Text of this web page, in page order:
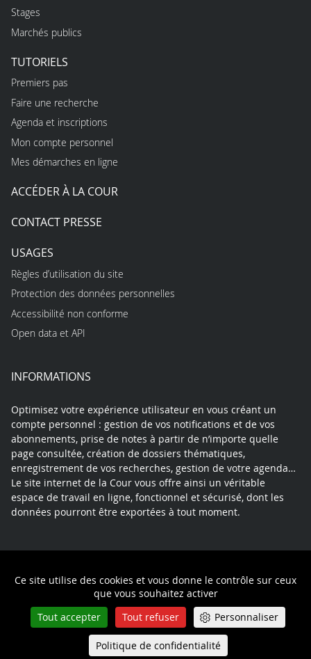
Ce site utilise des cookies et vous donne le contrôle sur ceux
que vous souhaitez activer
Tout accepter
Tout refuser Personnaliser
Politique de confidentialité
Stages
Marchés publics
TUTORIELS
Premiers pas
Faire une recherche
Agenda et inscriptions
Mon compte personnel
Mes démarches en ligne
ACCÉDER À LA COUR
CONTACT PRESSE
USAGES
Règles d’utilisation du site
Protection des données personnelles
Accessibilité non conforme
Open data et API
INFORMATIONS
Optimisez votre expérience utilisateur en vous créant un
compte personnel : gestion de vos notifications et de vos
abonnements, prise de notes à partir de n’importe quelle
page consultée, création de dossiers thématiques,
enregistrement de vos recherches, gestion de votre agenda…
Le site internet de la Cour vous offre ainsi un véritable
espace de travail en ligne, fonctionnel et sécurisé, dont les
données pourront être exportées à tout moment.
Politique de confidentialité
Queue-Fair